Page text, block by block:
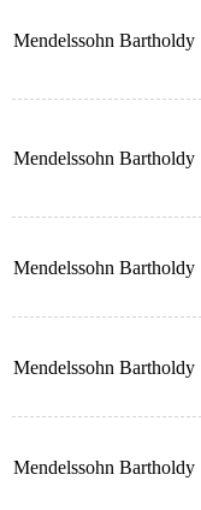
Mendelssohn Bartholdy
Mendelssohn Bartholdy
Mendelssohn Bartholdy
Mendelssohn Bartholdy
Mendelssohn Bartholdy